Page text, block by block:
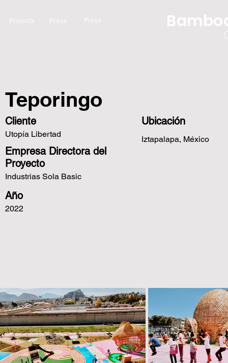
Projects Press Press
Teporingo
Cliente
Utopía Libertad
Empresa Directora del
Proyecto
Ubicación
Iztapalapa, México
Industrias Sola Basic
Año
2022